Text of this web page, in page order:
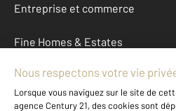
Entreprise et commerce
Fine Homes & Estates
À propos